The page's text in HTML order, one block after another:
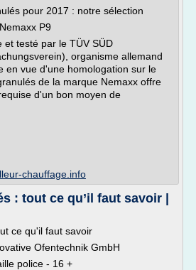
pour 2017 : notre sélection
P9
et testé par le TÜV SÜD
organisme allemand
en vue d'une homologation sur le
de la marque Nemaxx offre
d'un bon moyen de
chauffage.info
: tout ce qu’il faut savoir |
ce qu'il faut savoir
Ofentechnik GmbH
police - 16 +